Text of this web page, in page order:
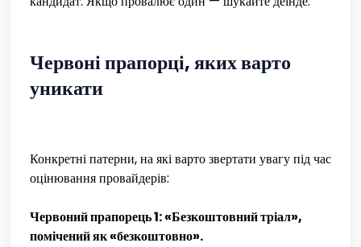
Червоні прапорці, яких варто
уникати
Конкретні патерни, на які варто звертати увагу під час
оцінювання провайдерів:
Червоний прапорець 1: «Безкоштовний тріал»,
помічений як «безкоштовно».